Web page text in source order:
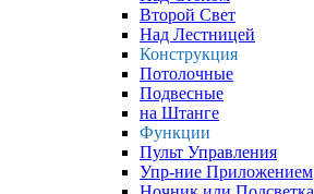
Второй Свет
Над Лестницей
Конструкция
Потолочные
Подвесные
на Штанге
Функции
Пульт Управления
Упр-ние Приложением